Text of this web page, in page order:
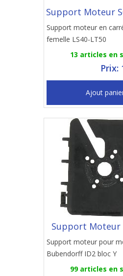
Support Moteur
Support moteur en
femelle LS40-LT50
13 articles en
Prix:
Ajout
Support Moteur
Support moteur pour
Bubendorff ID2 bloc Y
99 articles en